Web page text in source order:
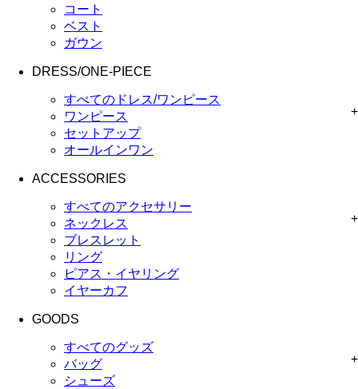
コート
ベスト
ガウン
DRESS/ONE-PIECE
+
すべてのドレス/ワンピース
ワンピース
セットアップ
オールインワン
ACCESSORIES
+
すべてのアクセサリー
ネックレス
ブレスレット
リング
ピアス・イヤリング
イヤーカフ
GOODS
+
すべてのグッズ
バッグ
シューズ